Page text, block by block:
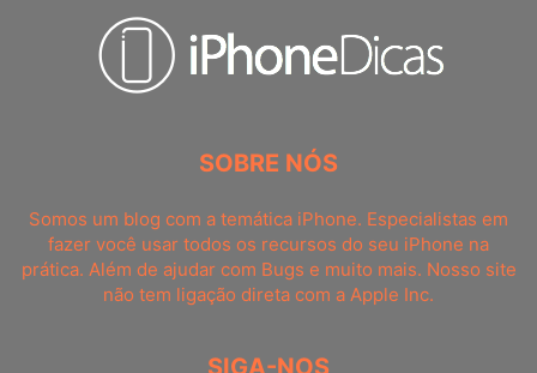
SOBRE NÓS
Somos um blog com a temática iPhone. Especialistas em
fazer você usar todos os recursos do seu iPhone na
prática. Além de ajudar com Bugs e muito mais. Nosso site
não tem ligação direta com a Apple Inc.
SIGA-NOS